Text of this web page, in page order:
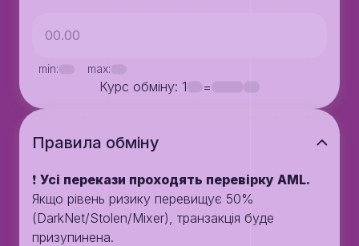
min: max:
Курс обміну: 1 =
Правила обмiну
❗️ Усі перекази проходять перевірку AML.
Якщо рівень ризику перевищує 50%
(DarkNet/Stolen/Mixer), транзакція буде
призупинена.